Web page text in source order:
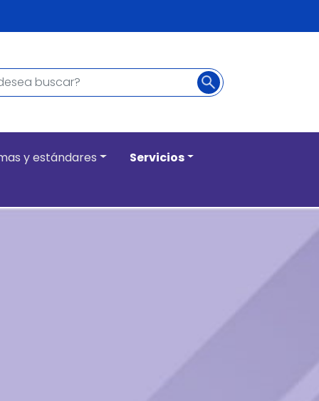
Buscar
y estándares
Servicios